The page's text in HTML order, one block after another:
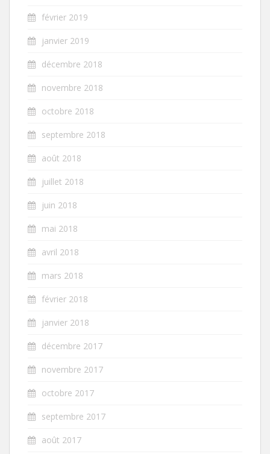
février 2019
janvier 2019
décembre 2018
novembre 2018
octobre 2018
septembre 2018
août 2018
juillet 2018
juin 2018
mai 2018
avril 2018
mars 2018
février 2018
janvier 2018
décembre 2017
novembre 2017
octobre 2017
septembre 2017
août 2017